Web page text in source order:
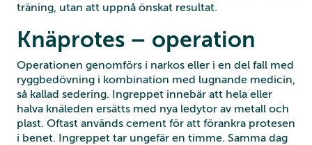
träning, utan att uppnå önskat resultat.
Knäprotes – operation
Operationen genomförs i narkos eller i en del fall med
ryggbedövning i kombination med lugnande medicin,
så kallad sedering. Ingreppet innebär att hela eller
halva knäleden ersätts med nya ledytor av metall och
plast. Oftast används cement för att förankra protesen
i benet. Ingreppet tar ungefär en timme. Samma dag